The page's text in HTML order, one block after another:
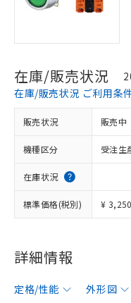
在庫/販売状況
在庫/販売状況 ご利用条
販売状況 販売中
機種区分 受注生
在庫状況
標準価格(税別) ¥ 3,250
詳細情報
定格/性能 外形図